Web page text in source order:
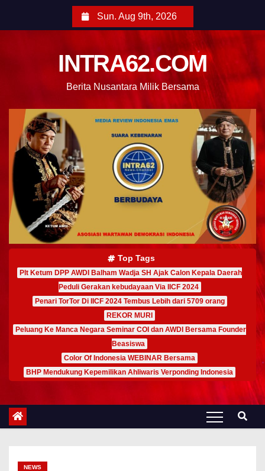
Sun. Aug 9th, 2026
INTRA62.COM
Berita Nusantara Milik Bersama
Top Tags
Plt Ketum DPP AWDI Balham Wadja SH Ajak Calon Kepala Daerah
Peduli Gerakan kebudayaan Via IICF 2024
Penari TorTor Di IICF 2024 Tembus Lebih dari 5709 orang
REKOR MURI
Peluang Ke Manca Negara Seminar COI dan AWDI Bersama Founder
Beasiswa
Color Of Indonesia WEBINAR Bersama
BHP Mendukung Kepemilikan Ahliwaris Verponding Indonesia
NEWS